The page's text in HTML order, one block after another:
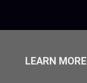
LEARN MORE